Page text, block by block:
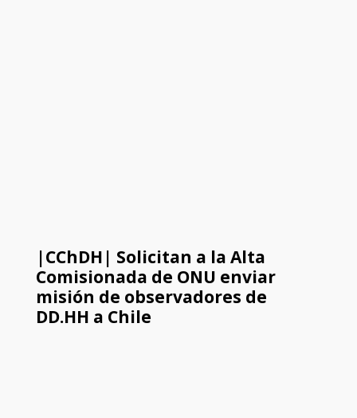
|CChDH| Solicitan a la Alta
Comisionada de ONU enviar
misión de observadores de
DD.HH a Chile